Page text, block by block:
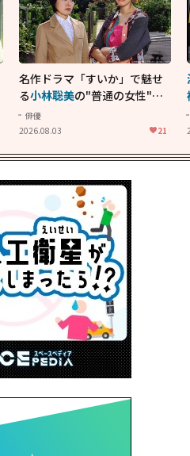
名作ドラマ「すいか」で魅せ
る小林聡美の"普通の女性"が
大人に刺さる...映画「かもめ
食堂」にも通じる静かな芝居
俳優
2026.08.03
21